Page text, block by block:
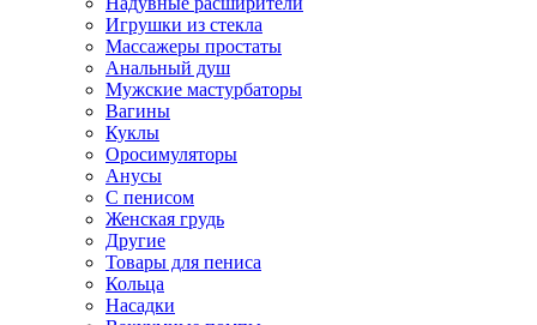
Игрушки из стекла
Массажеры простаты
Анальный душ
Мужские мастурбаторы
Вагины
Куклы
Оросимуляторы
Анусы
С пенисом
Женская грудь
Другие
Товары для пениса
Кольца
Насадки